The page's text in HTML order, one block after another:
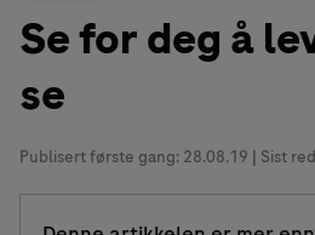
Se for deg å
se
Publisert første gang: 28.08.19 | Sist